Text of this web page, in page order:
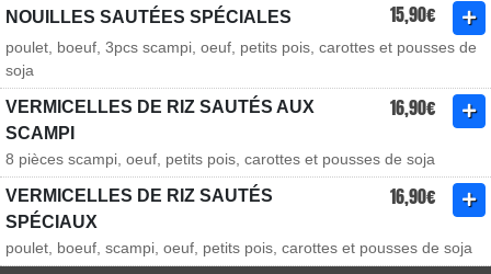
NOUILLES SAUTÉES SPÉCIALES 15,90€
poulet, boeuf, 3pcs scampi, oeuf, petits pois, carottes et pousses de
soja
VERMICELLES DE RIZ SAUTÉS AUX
SCAMPI
16,90€
8 pièces scampi, oeuf, petits pois, carottes et pousses de soja
VERMICELLES DE RIZ SAUTÉS
SPÉCIAUX
16,90€
poulet, boeuf, scampi, oeuf, petits pois, carottes et pousses de soja